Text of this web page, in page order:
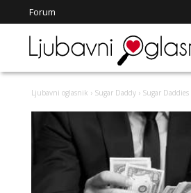
Forum
Ljubavni oglasnik › Sugar Daddy › Sugar Daddies